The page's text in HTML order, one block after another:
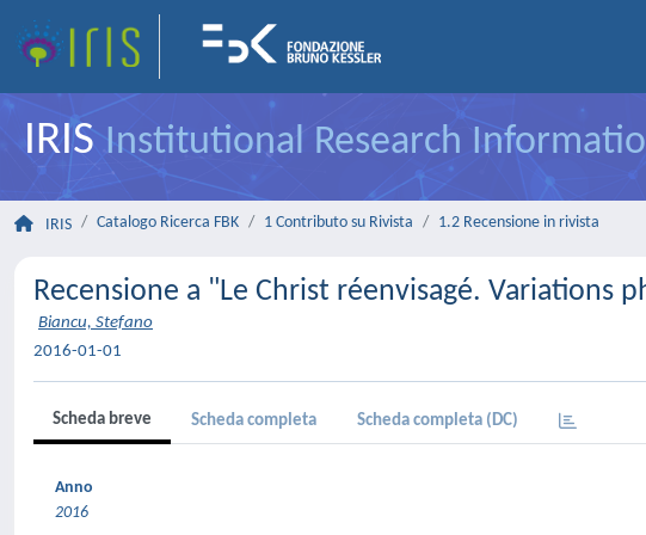
IRISInstitutional Research
IRIS Catalogo Ricerca FBK 1 Contributo su Rivista 1.2 Recensione in rivista
Recensione a "Le Christ réenvisagé. Variations
Biancu, Stefano
2016-01-01
Scheda breve Scheda completa Scheda completa (DC)
Anno
2016